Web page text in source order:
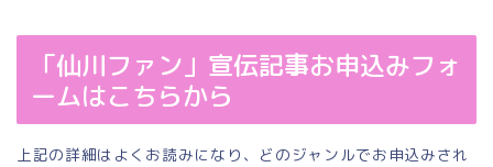
「仙川ファン」宣伝記事お申込みフォ
ームはこちらから
上記の詳細はよくお読みになり、どのジャンルでお申込みされ